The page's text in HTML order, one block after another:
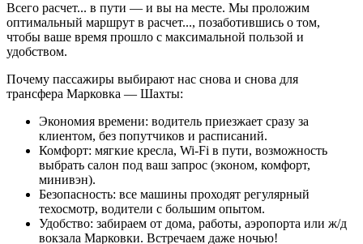
Всего расчет... в пути — и вы на месте. Мы проложим
оптимальный маршрут в расчет..., позаботившись о том,
чтобы ваше время прошло с максимальной пользой и
удобством.
Почему пассажиры выбирают нас снова и снова для
трансфера Марковка — Шахты:
Экономия времени: водитель приезжает сразу за
клиентом, без попутчиков и расписаний.
Комфорт: мягкие кресла, Wi-Fi в пути, возможность
выбрать салон под ваш запрос (эконом, комфорт,
минивэн).
Безопасность: все машины проходят регулярный
техосмотр, водители с большим опытом.
Удобство: забираем от дома, работы, аэропорта или ж/д
вокзала Марковки. Встречаем даже ночью!